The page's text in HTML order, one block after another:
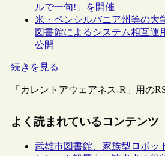
ルで一句!」を開催
米・ペンシルバニア州等の大
図書館によるシステム相互運
公開
続きを見る
「カレントアウェアネス-R」用の
よく読まれているコンテンツ
武雄市図書館、家族型ロボッ